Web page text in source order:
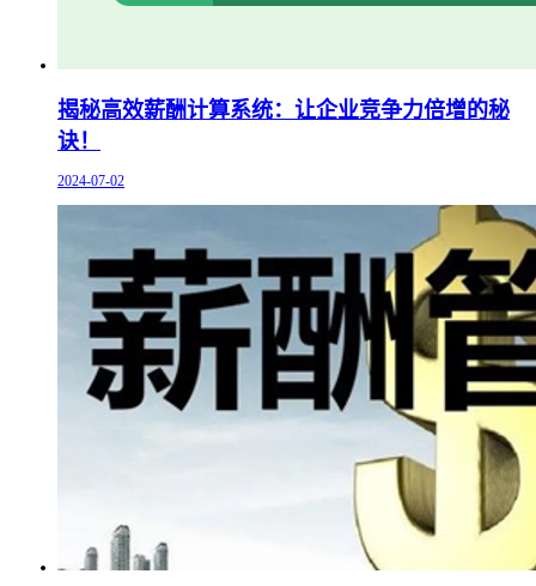
揭秘高效薪酬计算系统：让企业竞争力倍增的秘
诀！
2024-07-02